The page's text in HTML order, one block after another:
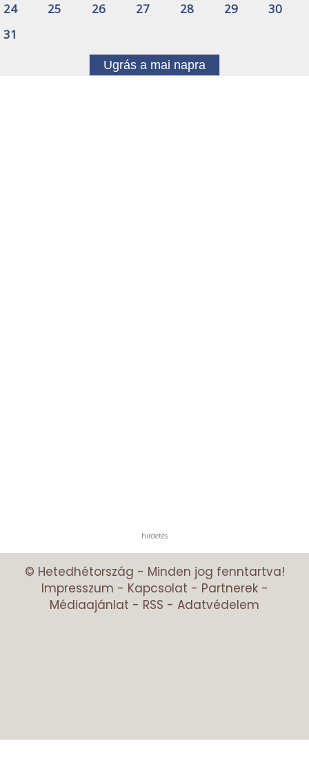
24
25 26 27 28 29
30
31
Ugrás a mai napra
hirdetés
© Hetedhétország - Minden jog fenntartva!
Impresszum - Kapcsolat - Partnerek-
Médiaajánlat - RSS - Adatvédelem